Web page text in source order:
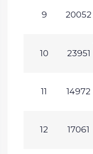
9 20052
10 23951
11 14972
12 17061